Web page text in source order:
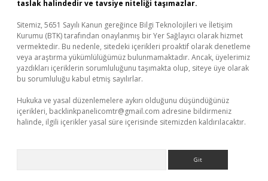
taslak halindedir ve tavsiye niteliği taşımazlar.
Sitemiz, 5651 Sayılı Kanun gereğince Bilgi Teknolojileri ve İletişim
Kurumu (BTK) tarafından onaylanmış bir Yer Sağlayıcı olarak hizmet
vermektedir. Bu nedenle, sitedeki içerikleri proaktif olarak denetleme
veya araştırma yükümlülüğümüz bulunmamaktadır. Ancak, üyelerimiz
yazdıkları içeriklerin sorumluluğunu taşımakta olup, siteye üye olarak
bu sorumluluğu kabul etmiş sayılırlar.
Hukuka ve yasal düzenlemelere aykırı olduğunu düşündüğünüz
içerikleri, backlinkpanelicomtr@gmail.com adresine bildirmeniz
halinde, ilgili içerikler yasal süre içerisinde sitemizden kaldırılacaktır.